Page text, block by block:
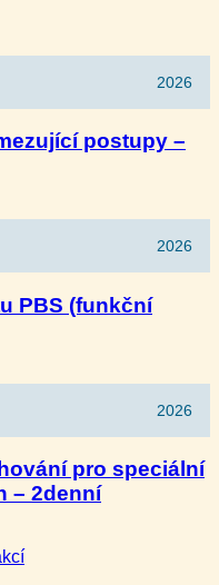
2026
postupy –
2026
PBS (funkční
2026
pro speciální
– 2denní